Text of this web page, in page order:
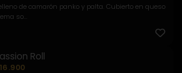
de camarón panko y palta. Cubierto en queso
so...
Roll